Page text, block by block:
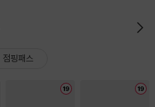
점핑패스